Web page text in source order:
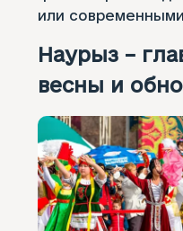
или
Наурыз –
весны и